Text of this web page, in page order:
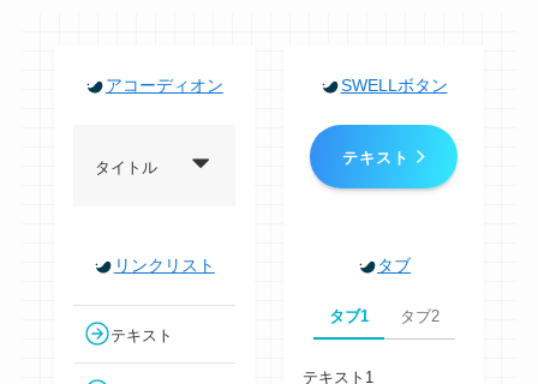
アコーディオン
タイトル
SWELLボタン
テキスト
リンクリスト
テキスト
タブ
タブ1 タブ2
テキスト1